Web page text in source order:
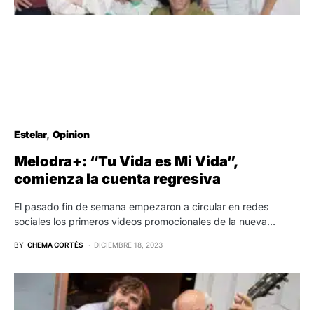
Estelar Opinion
Melodra+: “Tu Vida es Mi Vida”,
comienza la cuenta regresiva
El pasado fin de semana empezaron a circular en redes
sociales los primeros videos promocionales de la nueva…
BY CHEMA CORTÉS DICIEMBRE 18, 2023